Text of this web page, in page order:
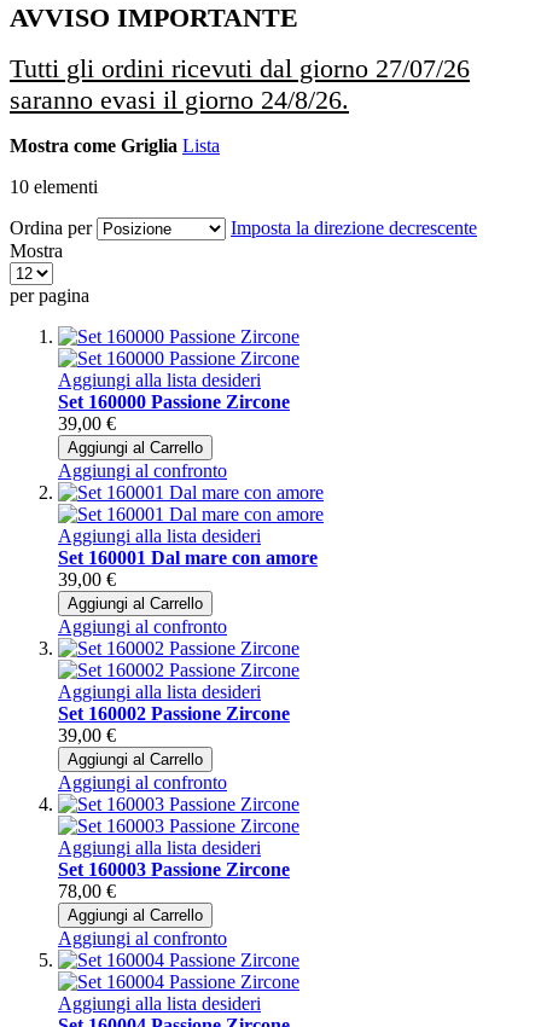
AVVISO IMPORTANTE
Tutti gli ordini ricevuti dal giorno 27/07/26
saranno evasi il giorno 24/8/26.
Mostra come Griglia Lista
10 elementi
Ordina per
Imposta la direzione decrescente
Mostra
per pagina
Aggiungi alla lista desideri
Set 160000 Passione Zircone
39,00 €
Aggiungi al Carrello
Aggiungi al confronto
Aggiungi alla lista desideri
Set 160001 Dal mare con amore
39,00 €
Aggiungi al Carrello
Aggiungi al confronto
Aggiungi alla lista desideri
Set 160002 Passione Zircone
39,00 €
Aggiungi al Carrello
Aggiungi al confronto
Aggiungi alla lista desideri
Set 160003 Passione Zircone
78,00 €
Aggiungi al Carrello
Aggiungi al confronto
Aggiungi alla lista desideri